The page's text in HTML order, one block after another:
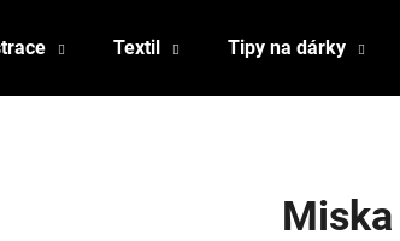
Textil Tipy na dárky
HLEDAT